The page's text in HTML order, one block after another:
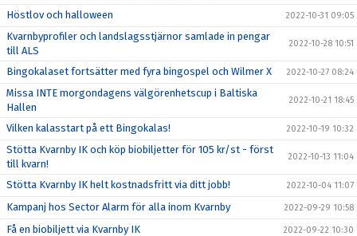
Höstlov och halloween 2022-10-31 09:05
Kvarnbyprofiler och landslagsstjärnor samlade in pengar
till ALS
2022-10-28 10:51
Bingokalaset fortsätter med fyra bingospel och Wilmer X 2022-10-27 08:24
Missa INTE morgondagens välgörenhetscup i Baltiska
Hallen
2022-10-21 18:45
Vilken kalasstart på ett Bingokalas! 2022-10-19 10:32
Stötta Kvarnby IK och köp biobiljetter för 105 kr/st - först
till kvarn!
2022-10-13 11:04
Stötta Kvarnby IK helt kostnadsfritt via ditt jobb! 2022-10-04 11:07
Kampanj hos Sector Alarm för alla inom Kvarnby 2022-09-29 10:58
Få en biobiljett via Kvarnby IK 2022-09-22 10:30